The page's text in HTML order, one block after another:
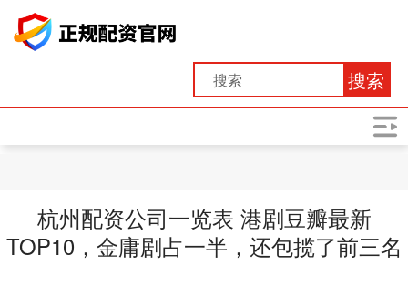
搜索
杭州配资公司一览表 港剧豆瓣最新
TOP10，金庸剧占一半，还包揽了前三名